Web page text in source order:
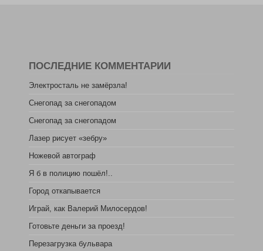
ПОСЛЕДНИЕ КОММЕНТАРИИ
Электросталь не замёрзла!
Снегопад за снегопадом
Снегопад за снегопадом
Лазер рисует «зебру»
Ножевой автограф
Я б в полицию пошёл!..
Город откапывается
Играй, как Валерий Милосердов!
Готовьте деньги за проезд!
Перезагрузка бульвара